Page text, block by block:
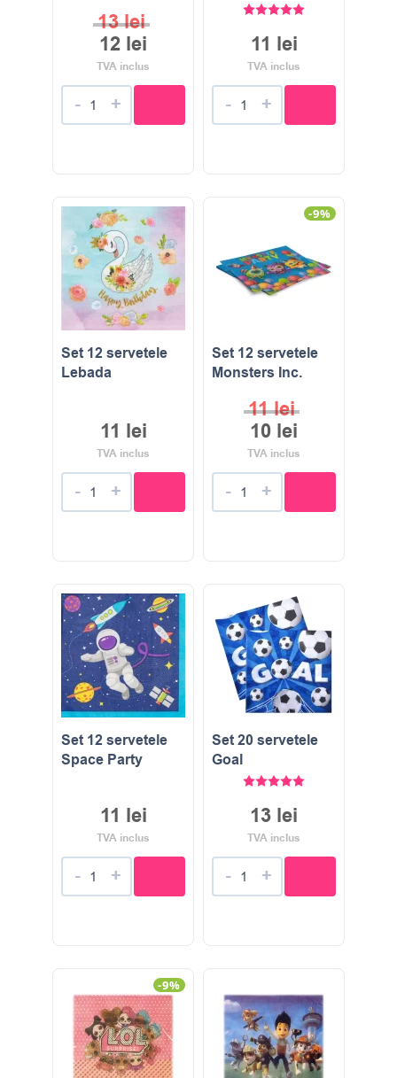
13lei
12 lei
TVA inclus
- +
11 lei
TVA inclus
- +
Set 12 servetele
Lebada
11 lei
TVA inclus
- +
-9%
Set 12 servetele
Monsters Inc.
11lei
10 lei
TVA inclus
- +
Set 12 servetele
Space Party
11 lei
TVA inclus
- +
Set 20 servetele
Goal
13 lei
TVA inclus
- +
-9%